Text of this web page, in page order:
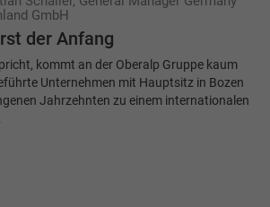
GmbH
der Anfang
kommt an der Oberalp Gruppe kaum
Unternehmen mit Hauptsitz in Bozen
Jahrzehnten zu einem internationalen